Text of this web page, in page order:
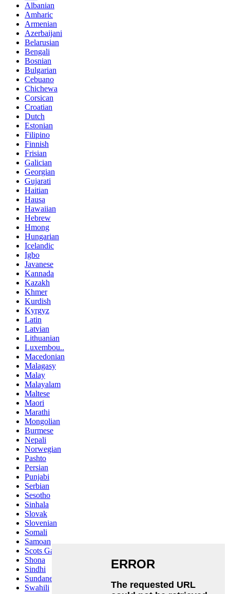
Albanian
Amharic
Armenian
Azerbaijani
Belarusian
Bengali
Bosnian
Bulgarian
Cebuano
Chichewa
Corsican
Croatian
Dutch
Estonian
Filipino
Finnish
Frisian
Galician
Georgian
Gujarati
Haitian
Hausa
Hawaiian
Hebrew
Hmong
Hungarian
Icelandic
Igbo
Javanese
Kannada
Kazakh
Khmer
Kurdish
Kyrgyz
Latin
Latvian
Lithuanian
Luxembou..
Macedonian
Malagasy
Malay
Malayalam
Maltese
Maori
Marathi
Mongolian
Burmese
Nepali
Norwegian
Pashto
Persian
Punjabi
Serbian
Sesotho
Sinhala
Slovak
Slovenian
Somali
Samoan
Scots Gaelic
Shona
Sindhi
Sundanese
Swahili